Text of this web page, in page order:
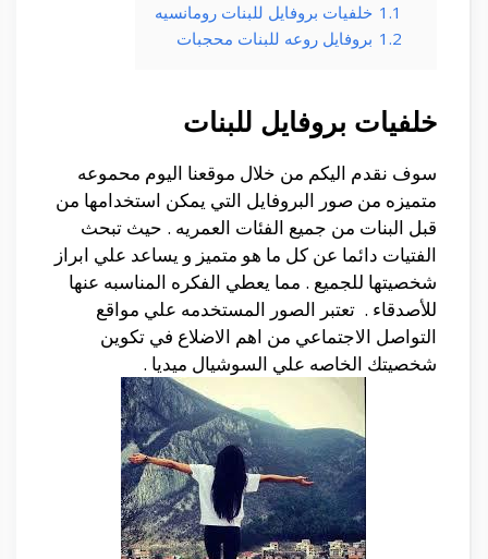
1.1 خلفيات بروفايل للبنات رومانسيه
1.2 بروفايل روعه للبنات محجبات
خلفيات بروفايل للبنات
سوف نقدم اليكم من خلال موقعنا اليوم محموعه
متميزه من صور البروفايل التي يمكن استخدامها من
قبل البنات من جميع الفئات العمريه . حيث تبحث
الفتيات دائما عن كل ما هو متميز و يساعد علي ابراز
شخصيتها للجميع . مما يعطي الفكره المناسبه عنها
للأصدقاء . تعتبر الصور المستخدمه علي مواقع
التواصل الاجتماعي من اهم الاضلاع في تكوين
شخصيتك الخاصه علي السوشيال ميديا .